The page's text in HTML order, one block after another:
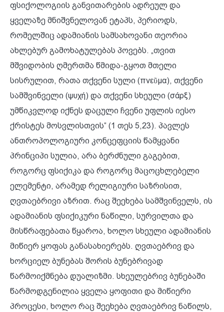
ფსიქოლოგიის განვითარების ადრეულ და
ყველაზე მნიშვნელოვან ეტაპს, პერიოდს,
რომელშიც ადამიანის სამსახოვანი თეორია
ახლებურ გამოხატულებას პოვებს. „თვით
მშვიდობის ღმერთმა წმიდა-გყოთ მთელი
სისრულით, რათა თქვენი სული (πνεῦμα), თქვენი
სამშვინველი (ψυχή) და თქვენი სხეული (σάρξ)
უმწიკვლოდ იქნეს დაცული ჩვენი უფლის იესო
ქრისტეს მოსვლისთვის“ (1 თეს 5,23). პავლეს
ანთროპოლოგიური კონცეფციის წამყვანი
პრინციპი სულია, არა ბერძნული გაგებით,
როგორც ფსიქიკა და როგორც მაცოცხლებელი
ელემენტი, არამედ რელიგიური საზრისით,
ღვთაებრივი აზრით. რაც შეეხება სამშვინველს, ის
ადამიანის ფსიქიკური ნაწილი, სურვილთა და
მისწრაფებათა წყაროა, ხოლო სხეული ადამიანის
მიწიერ ყოფას განასახიერებს. ღვთაებრივ და
ხორციელ ბუნებას შორის ბუნებრივად
წარმოიქმნება დუალიზმი. სხეულებრივ ბუნებაში
წარმოდგენილია ყველა ყოფითი და მიწიერი
პროცესი, ხოლო რაც შეეხება ღვთაებრივ ნაწილს,